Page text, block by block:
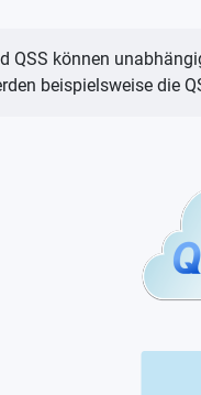
QSS können
beispielsweise die